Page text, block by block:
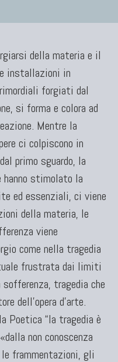
della materia e il
installazioni in
forgiati dal
si forma e colora ad
Mentre la
ci colpiscono in
primo sguardo, la
stimolato la
ed essenziali, ci viene
della materia, le
viene
come nella tragedia
frustrata dai limiti
tragedia che
dell'opera d'arte.
Poetica “la tragedia è
non conoscenza
frammentazioni, gli